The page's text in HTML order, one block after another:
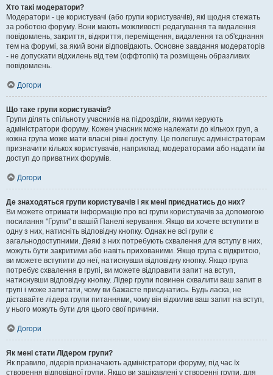
Хто такі модератори?
Модератори - це користувачі (або групи користувачів), які щодня стежать
за роботою форуму. Вони мають можливості редагування та видалення
повідомлень, закриття, відкриття, переміщення, видалення та об'єднання
тем на форумі, за який вони відповідають. Основне завдання модераторів
- не допускати відхилень від тем (оффтопік) та розміщень образливих
повідомлень.
Догори
Що таке групи користувачів?
Групи ділять спільноту учасників на підрозділи, якими керують
адміністратори форуму. Кожен учасник може належати до кількох груп, а
кожна група може мати власні рівні доступу. Це полегшує адміністраторам
призначити кількох користувачів, наприклад, модераторами або надати їм
доступ до приватних форумів.
Догори
Де знаходяться групи користувачів і як мені приєднатись до них?
Ви можете отримати інформацію про всі групи користувачів за допомогою
посилання "Групи" в вашій Панелі керування. Якщо ви хочете вступити в
одну з них, натисніть відповідну кнопку. Однак не всі групи є
загальнодоступними. Деякі з них потребують схвалення для вступу в них,
можуть бути закритими або навіть прихованими. Якщо група є відкритою,
ви можете вступити до неї, натиснувши відповідну кнопку. Якщо група
потребує схвалення в групі, ви можете відправити запит на вступ,
натиснувши відповідну кнопку. Лідер групи повинен схвалити ваш запит в
групі і може запитати, чому ви бажаєте приєднатись. Будь ласка, не
діставайте лідера групи питаннями, чому він відхилив ваш запит на вступ,
у нього можуть бути для цього свої причини.
Догори
Як мені стати Лідером групи?
Як правило, лідерів призначають адміністратори форуму, під час їх
створення відповідної групи. Якщо ви зацікавлені у створенні групи, для